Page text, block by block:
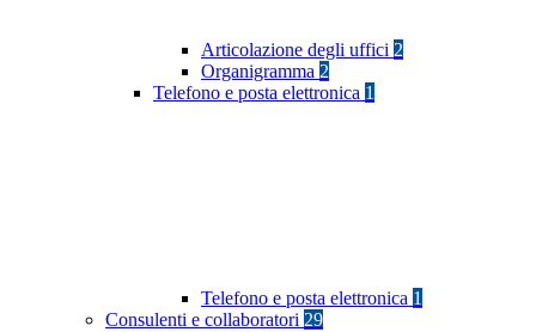
Articolazione degli uffici 2
Organigramma 2
Telefono e posta elettronica 1
Telefono e posta elettronica 1
Consulenti e collaboratori 29